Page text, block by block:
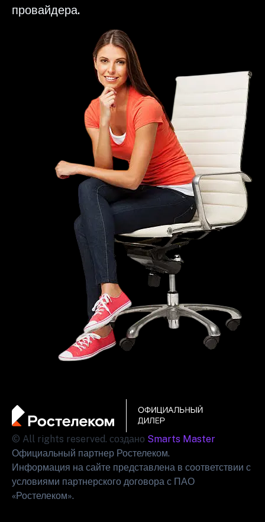
провайдера.
© All rights reserved. создано Smarts Master
Официальный партнер Ростелеком.
Информация на сайте представлена в соответствии с
условиями партнерского договора с ПАО
«Ростелеком».